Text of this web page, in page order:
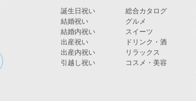
誕生日祝い
結婚祝い
結婚内祝い
出産祝い
出産内祝い
引越し祝い
総合カタログ
グルメ
スイーツ
ドリンク・酒
リラックス
コスメ・美容